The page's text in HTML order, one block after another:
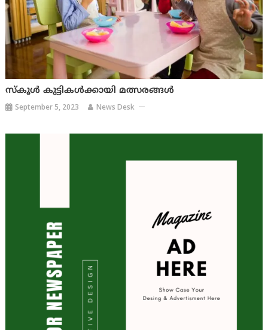
സ്‌കൂൾ കുട്ടികൾക്കായി മത്സരങ്ങൾ
September 5, 2023 News Desk